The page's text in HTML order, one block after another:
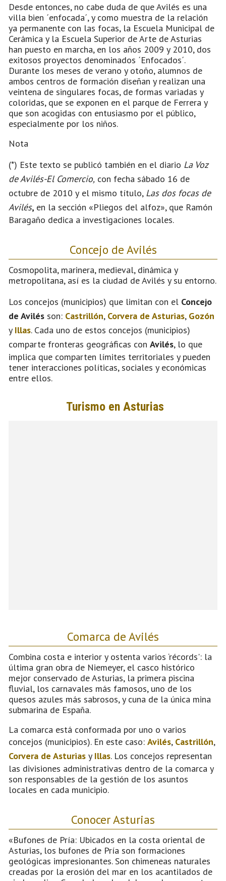
Desde entonces, no cabe duda de que Avilés es una
villa bien ´enfocada´, y como muestra de la relación
ya permanente con las focas, la Escuela Municipal de
Cerámica y la Escuela Superior de Arte de Asturias
han puesto en marcha, en los años 2009 y 2010, dos
exitosos proyectos denominados ´Enfocados´.
Durante los meses de verano y otoño, alumnos de
ambos centros de formación diseñan y realizan una
veintena de singulares focas, de formas variadas y
coloridas, que se exponen en el parque de Ferrera y
que son acogidas con entusiasmo por el público,
especialmente por los niños.
Nota
(*) Este texto se publicó también en el diario La Voz
de Avilés-El Comercio, con fecha sábado 16 de
octubre de 2010 y el mismo título, Las dos focas de
Avilés, en la sección «Pliegos del alfoz», que Ramón
Baragaño dedica a investigaciones locales.
Concejo de Avilés
Cosmopolita, marinera, medieval, dinámica y
metropolitana, así es la ciudad de Avilés y su entorno.
Los concejos (municipios) que limitan con el Concejo
de Avilés son: Castrillón, Corvera de Asturias, Gozón
y Illas. Cada uno de estos concejos (municipios)
comparte fronteras geográficas con Avilés, lo que
implica que comparten límites territoriales y pueden
tener interacciones políticas, sociales y económicas
entre ellos.
Comarca de Avilés
Combina costa e interior y ostenta varios ‘récords': la
última gran obra de Niemeyer, el casco histórico
mejor conservado de Asturias, la primera piscina
fluvial, los carnavales más famosos, uno de los
quesos azules más sabrosos, y cuna de la única mina
submarina de España.
La comarca está conformada por uno o varios
concejos (municipios). En este caso: Avilés, Castrillón,
Corvera de Asturias y Illas. Los concejos representan
las divisiones administrativas dentro de la comarca y
son responsables de la gestión de los asuntos
locales en cada municipio.
Conocer Asturias
«Bufones de Pría: Ubicados en la costa oriental de
Asturias, los bufones de Pría son formaciones
geológicas impresionantes. Son chimeneas naturales
creadas por la erosión del mar en los acantilados de